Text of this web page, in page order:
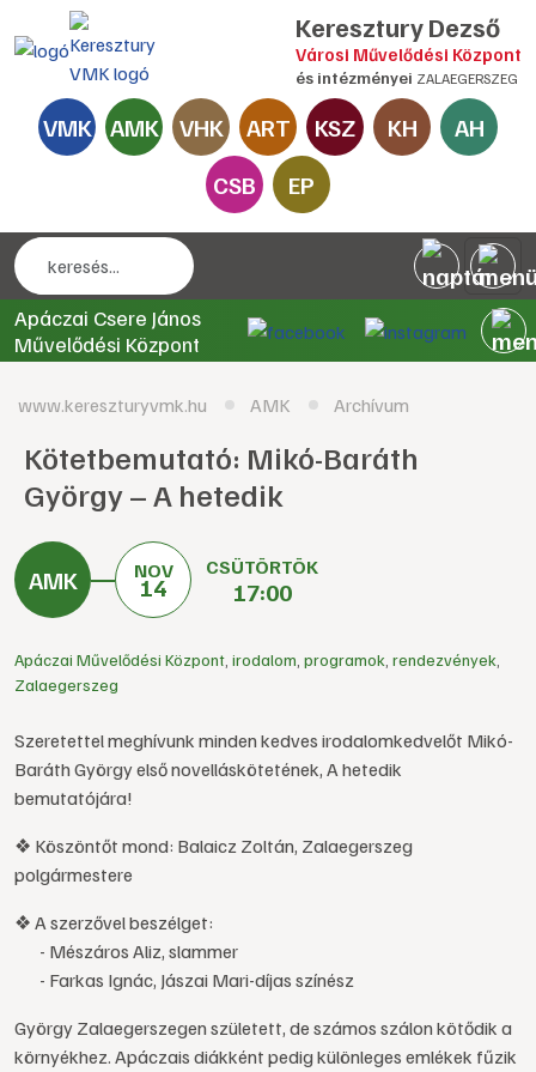
Keresztury Dezső
Városi Művelődési Központ
és intézményei ZALAEGERSZEG
VMK AMK VHK ART KSZ KH
AH
CSB
EP
Apáczai Csere János
Művelődési Központ
www.kereszturyvmk.hu AMK Archívum
Kötetbemutató: Mikó-Baráth
György – A hetedik
NOV
14
CSÜTÖRTÖK
17:00
Apáczai Művelődési Központ irodalom programok rendezvények
Zalaegerszeg
Szeretettel meghívunk minden kedves irodalomkedvelőt Mikó-
Baráth György első novelláskötetének, A hetedik
bemutatójára!
❖ Köszöntőt mond: Balaicz Zoltán, Zalaegerszeg
polgármestere
❖ A szerzővel beszélget:
- Mészáros Aliz, slammer
- Farkas Ignác, Jászai Mari-díjas színész
György Zalaegerszegen született, de számos szálon kötődik a
környékhez. Apáczais diákként pedig különleges emlékek fűzik